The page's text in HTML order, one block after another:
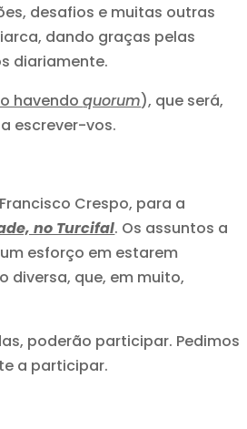
desafios e muitas outras
dando graças pelas
diariamente.
havendoquorum), que será,
escrever-vos.
Crespo, para a
no Turcifal. Os assuntos a
esforço em estarem
diversa, que, em muito,
poderão participar. Pedimos
a participar.